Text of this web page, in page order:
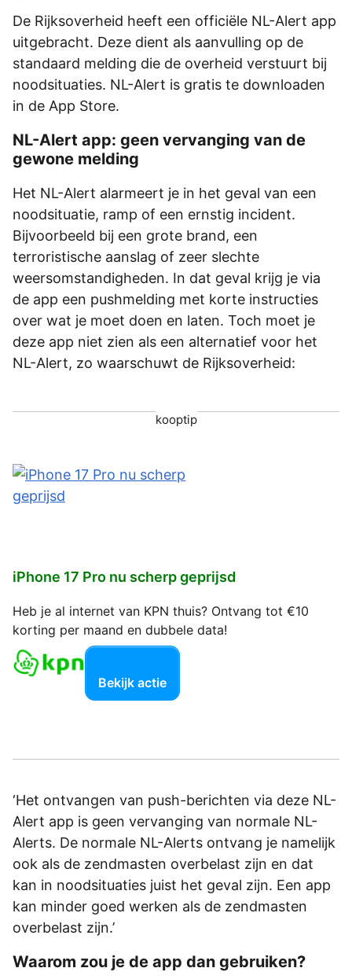
De Rijksoverheid heeft een officiële NL-Alert app
uitgebracht. Deze dient als aanvulling op de
standaard melding die de overheid verstuurt bij
noodsituaties. NL-Alert is gratis te downloaden
in de App Store.
NL-Alert app: geen vervanging van de
gewone melding
Het NL-Alert alarmeert je in het geval van een
noodsituatie, ramp of een ernstig incident.
Bijvoorbeeld bij een grote brand, een
terroristische aanslag of zeer slechte
weersomstandigheden. In dat geval krijg je via
de app een pushmelding met korte instructies
over wat je moet doen en laten. Toch moet je
deze app niet zien als een alternatief voor het
NL-Alert, zo waarschuwt de Rijksoverheid:
kooptip
iPhone 17 Pro nu scherp geprijsd
Heb je al internet van KPN thuis? Ontvang tot €10
korting per maand en dubbele data!
Bekijk actie
‘Het ontvangen van push-berichten via deze NL-
Alert app is geen vervanging van normale NL-
Alerts. De normale NL-Alerts ontvang je namelijk
ook als de zendmasten overbelast zijn en dat
kan in noodsituaties juist het geval zijn. Een app
kan minder goed werken als de zendmasten
overbelast zijn.’
Waarom zou je de app dan gebruiken?